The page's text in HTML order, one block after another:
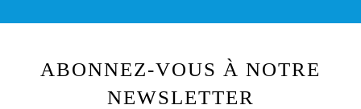
ABONNEZ-VOUS À NOTRE
NEWSLETTER